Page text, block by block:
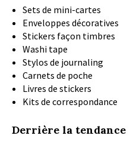
Sets de mini-cartes
Enveloppes décoratives
Stickers façon timbres
Washi tape
Stylos de journaling
Carnets de poche
Livres de stickers
Kits de correspondance
Derrière la tendance